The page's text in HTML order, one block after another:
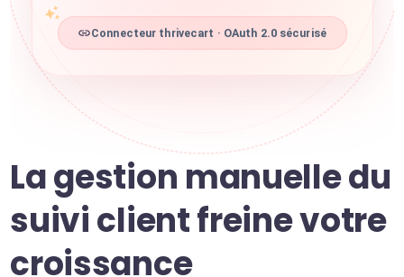
Connecteur thrivecart · OAuth 2.0 sécurisé
La gestion manuelle du
suivi client freine votre
croissance